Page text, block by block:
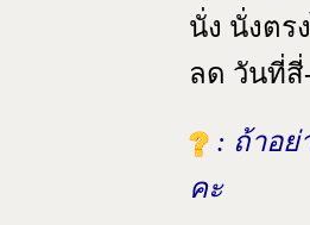
นั่ง นั่งตร
ลด วันที่สี่
: ถ้าอย่
คะ